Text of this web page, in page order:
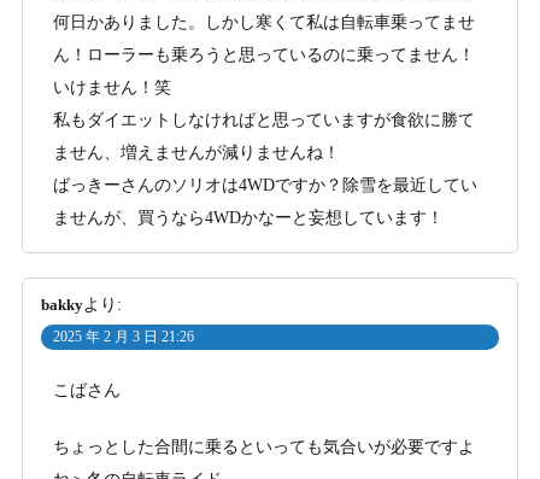
何日かありました。しかし寒くて私は自転車乗ってませ
ん！ローラーも乗ろうと思っているのに乗ってません！
いけません！笑
私もダイエットしなければと思っていますが食欲に勝て
ません、増えませんが減りませんね！
ばっきーさんのソリオは4WDですか？除雪を最近してい
ませんが、買うなら4WDかなーと妄想しています！
bakkyより:
2025 年 2 月 3 日 21:26
こばさん
ちょっとした合間に乗るといっても気合いが必要ですよ